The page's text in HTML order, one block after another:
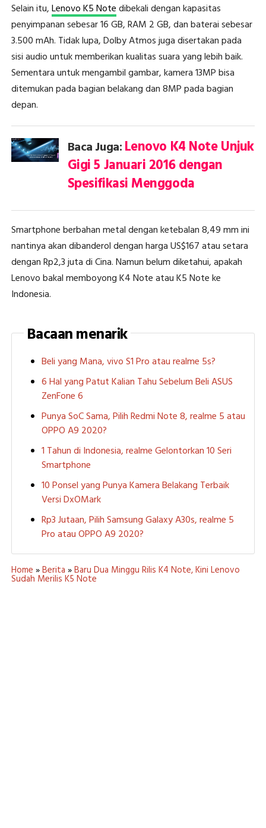
Selain itu,Lenovo K5 Notedibekali dengan kapasitas
penyimpanan sebesar 16 GB, RAM 2 GB, dan baterai sebesar
3.500 mAh. Tidak lupa, Dolby Atmos juga disertakan pada
sisi audio untuk memberikan kualitas suara yang lebih baik.
Sementara untuk mengambil gambar, kamera 13MP bisa
ditemukan pada bagian belakang dan 8MP pada bagian
depan.
Baca Juga:Lenovo K4 Note Unjuk
Gigi 5 Januari 2016 dengan
Spesifikasi Menggoda
Smartphone berbahan metal dengan ketebalan 8,49 mm ini
nantinya akan dibanderol dengan harga US$167 atau setara
dengan Rp2,3 juta di Cina. Namun belum diketahui, apakah
Lenovo bakal memboyong K4 Note atau K5 Note ke
Indonesia.
Bacaan menarik
Beli yang Mana, vivo S1 Pro atau realme 5s?
6 Hal yang Patut Kalian Tahu Sebelum Beli ASUS
ZenFone 6
Punya SoC Sama, Pilih Redmi Note 8, realme 5 atau
OPPO A9 2020?
1 Tahun di Indonesia, realme Gelontorkan 10 Seri
Smartphone
10 Ponsel yang Punya Kamera Belakang Terbaik
Versi DxOMark
Rp3 Jutaan, Pilih Samsung Galaxy A30s, realme 5
Pro atau OPPO A9 2020?
Home »Berita »Baru Dua Minggu Rilis K4 Note, Kini Lenovo
Sudah Merilis K5 Note